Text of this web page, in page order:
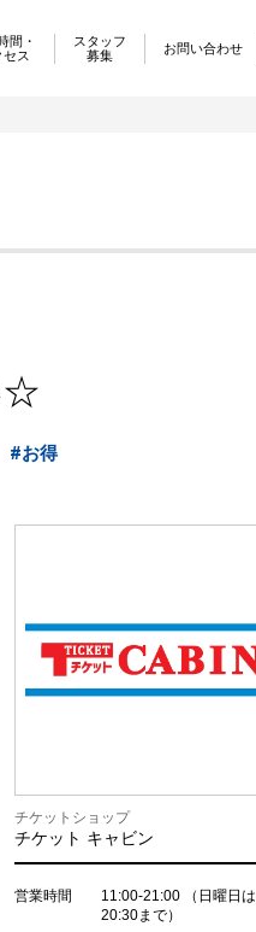
間・
セス
スタッフ
募集
お問い合わせ
☆
#お得
チケットショップ
チケット キャビン
営業時間 11:00-21:00
（日曜日は
20:30まで）